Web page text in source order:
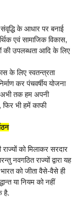
संवृद्धि के आधार पर बनाई
एवं सामाजिक विकास,
की उपलब्धता आदि के लिए
के लिए स्वतन्त्रता
कर पंचवर्षीय योजना
अभी तक हम अपनी
भी हमें काफी
को मिलाकर सरदार
नवगठित राज्यों द्वारा यह
को जीता वैसे-वैसे ही
या नियम को नहीं
है.